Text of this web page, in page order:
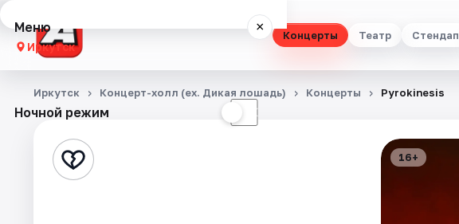
Концерты Театр Стендап
Меню ×
Иркутск
Концерты
Стендап
Ночной режим ☾
Иркутск Концерт-холл (ex. Дикая лошадь) Концерты Pyrokinesis
16+